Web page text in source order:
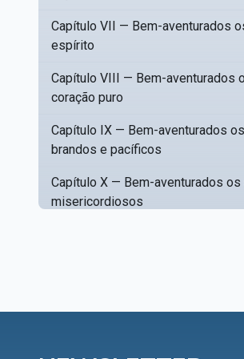
Capítulo VII — Bem-aventurados
espírito
Capítulo VIII — Bem-aventurados
coração puro
Capítulo IX — Bem-aventurados
brandos e pacíficos
Capítulo X — Bem-aventurados os
misericordiosos